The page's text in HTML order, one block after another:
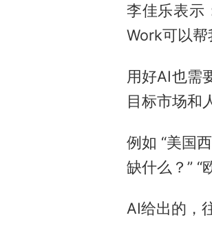
李佳乐表示
Work可以帮
用好AI也需
目标市场和
例如 “美国
缺什么？” “
AI给出的，